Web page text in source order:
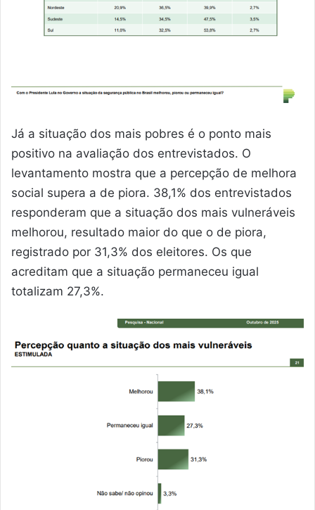
Já a situação dos mais pobres é o ponto mais
positivo na avaliação dos entrevistados. O
levantamento mostra que a percepção de melhora
social supera a de piora. 38,1% dos entrevistados
responderam que a situação dos mais vulneráveis
melhorou, resultado maior do que o de piora,
registrado por 31,3% dos eleitores. Os que
acreditam que a situação permaneceu igual
totalizam 27,3%.